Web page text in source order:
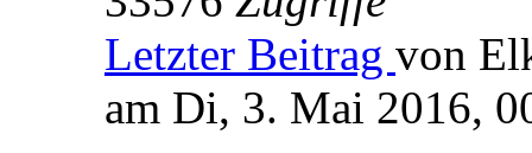
Letzter Beitrag von
am Di, 3. Mai 2016,